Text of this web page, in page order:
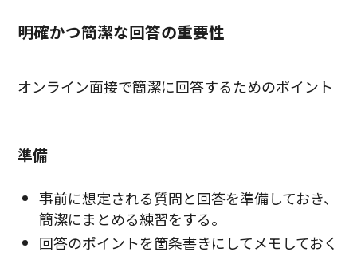
明確かつ簡潔な回答の重要性
オンライン面接で簡潔に回答するためのポイント
準備
事前に想定される質問と回答を準備しておき、
簡潔にまとめる練習をする。
回答のポイントを箇条書きにしてメモしておく